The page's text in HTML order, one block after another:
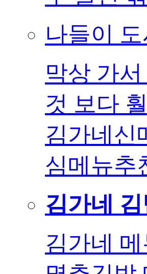
나들이
막상 가
것 보다
김가네신
심메뉴추
김가네
김가네